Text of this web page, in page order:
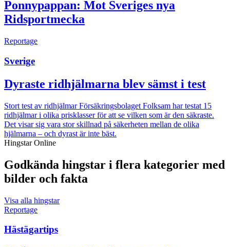
Ponnypappan: Mot Sveriges nya
Ridsportmecka
Reportage
Sverige
Dyraste ridhjälmarna blev sämst i test
Stort test av ridhjälmarFörsäkringsbolaget Folksam har testat 15
ridhjälmar i olika prisklasser för att se vilken som är den säkraste.
Det visar sig vara stor skillnad på säkerheten mellan de olika
hjälmarna – och dyrast är inte bäst.
Hingstar Online
Godkända hingstar i flera kategorier med
bilder och fakta
Visa alla hingstar
Reportage
Hästägartips